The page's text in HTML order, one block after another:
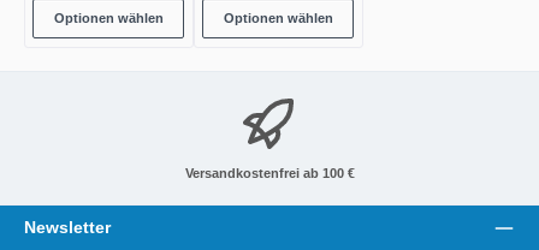
Optionen wählen Optionen wählen
Versandkostenfrei ab 100 €
Newsletter